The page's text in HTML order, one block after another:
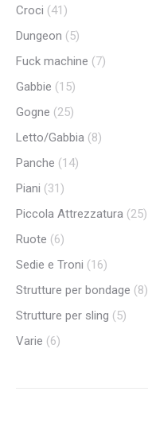
Croci (41)
Dungeon (5)
Fuck machine (7)
Gabbie (15)
Gogne (25)
Letto/Gabbia (8)
Panche (14)
Piani (31)
Piccola Attrezzatura (25)
Ruote (6)
Sedie e Troni (16)
Strutture per bondage (8)
Strutture per sling (5)
Varie (6)